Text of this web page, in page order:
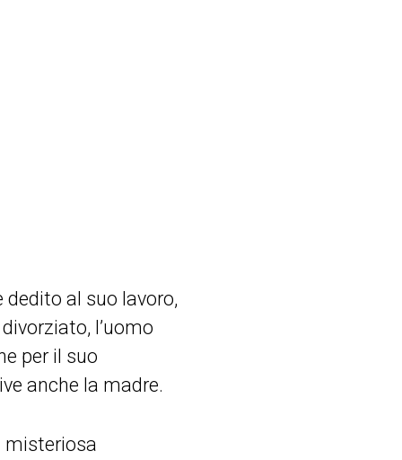
al suo lavoro,
l’uomo
per il suo
anche la madre.
misteriosa